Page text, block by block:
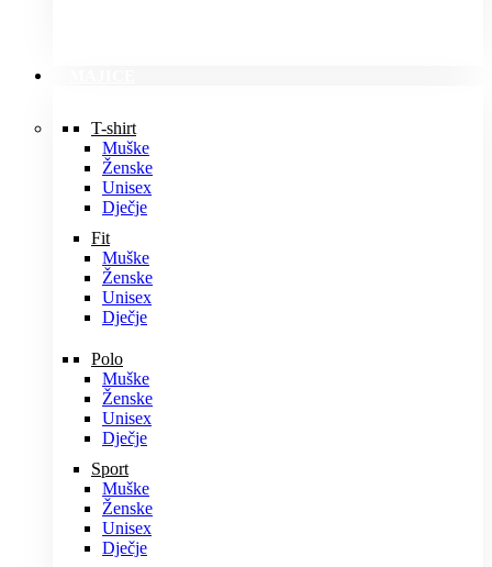
T-shirt
Muške
Ženske
Unisex
Dječje
Fit
Muške
Ženske
Unisex
Dječje
Polo
Muške
Ženske
Unisex
Dječje
Sport
Muške
Ženske
Unisex
Dječje